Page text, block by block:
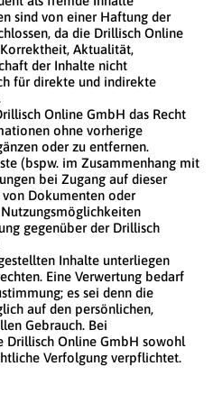
sind von einer Haftung der
da die Drillisch Online
Aktualität,
der Inhalte nicht
für direkte und indirekte
Online GmbH das Recht
ohne vorherige
oder zu entfernen.
(bspw. im Zusammenhang mit
bei Zugang auf dieser
Dokumenten oder
gegenüber der Drillisch
Inhalte unterliegen
Eine Verwertung bedarf
es sei denn die
auf den persönlichen,
Gebrauch. Bei
Drillisch Online GmbH sowohl
Verfolgung verpflichtet.